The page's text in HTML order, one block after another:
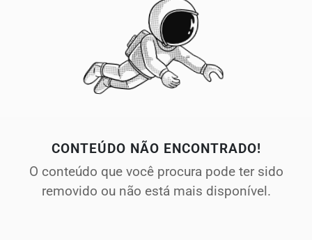
CONTEÚDO NÃO ENCONTRADO!
O conteúdo que você procura pode ter sido
removido ou não está mais disponível.